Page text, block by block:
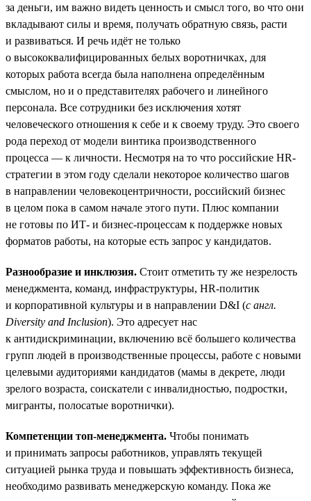
за деньги, им важно видеть ценность и смысл того, во что они
вкладывают силы и время, получать обратную связь, расти
и развиваться. И речь идёт не только
о высококвалифицированных белых воротничках, для
которых работа всегда была наполнена определённым
смыслом, но и о представителях рабочего и линейного
персонала. Все сотрудники без исключения хотят
человеческого отношения к себе и к своему труду. Это своего
рода переход от модели винтика производственного
процесса — к личности. Несмотря на то что российские HR-
стратегии в этом году сделали некоторое количество шагов
в направлении человекоцентричности, российский бизнес
в целом пока в самом начале этого пути. Плюс компании
не готовы по ИТ- и бизнес-процессам к поддержке новых
форматов работы, на которые есть запрос у кандидатов.
Разнообразие и инклюзия. Стоит отметить ту же незрелость
менеджмента, команд, инфраструктуры, HR-политик
и корпоративной культуры и в направлении D&I (с англ.
Diversity and Inclusion). Это адресует нас
к антидискриминации, включению всё большего количества
групп людей в производственные процессы, работе с новыми
целевыми аудиториями кандидатов (мамы в декрете, люди
зрелого возраста, соискатели с инвалидностью, подростки,
мигранты, полосатые воротнички).
Компетенции топ-менеджмента. Чтобы понимать
и принимать запросы работников, управлять текущей
ситуацией рынка труда и повышать эффективность бизнеса,
необходимо развивать менеджерскую команду. Пока же